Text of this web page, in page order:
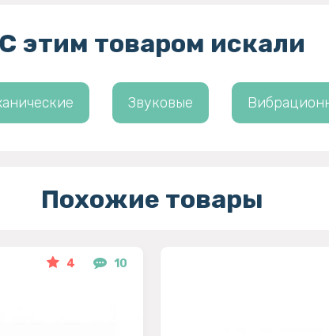
С этим товаром искали
Звуковые
Похожие товары
4 10